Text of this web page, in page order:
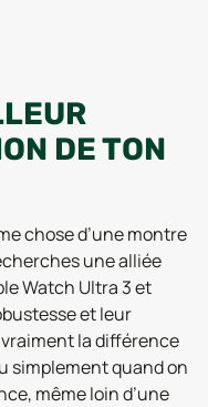
DE TON
chose d’une montre
une alliée
Watch Ultra 3 et
et leur
la différence
simplement quand on
même loin d’une